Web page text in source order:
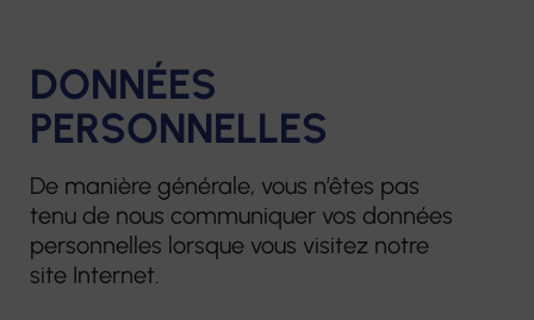
DONNÉES
PERSONNELLES
De manière générale, vous n’êtes pas
tenu de nous communiquer vos données
personnelles lorsque vous visitez notre
site Internet.